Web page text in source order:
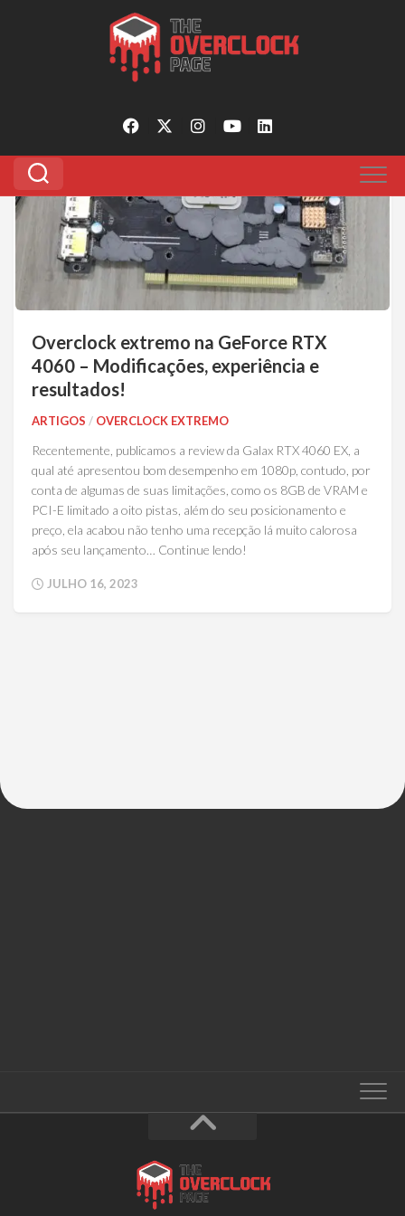
rtx4060 overclock
Overclock extremo na GeForce RTX
4060 – Modificações, experiência e
resultados!
ARTIGOS / OVERCLOCK EXTREMO
Recentemente, publicamos a review da Galax RTX 4060 EX, a
qual até apresentou bom desempenho em 1080p, contudo, por
conta de algumas de suas limitações, como os 8GB de VRAM e
PCI-E limitado a oito pistas, além do seu posicionamento e
preço, ela acabou não tenho uma recepção lá muito calorosa
após seu lançamento… Continue lendo!
JULHO 16, 2023